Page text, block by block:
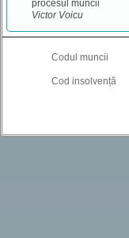
procesul muncii
Victor Voicu
Codul muncii
Cod insolvență